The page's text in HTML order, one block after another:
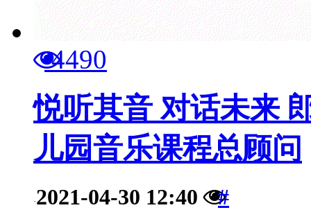
4490
悦听其音 对话未来
儿园音乐课程总顾问
·2021-04-30 12:40 #